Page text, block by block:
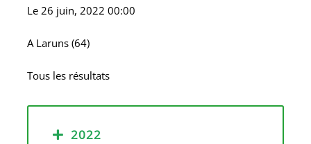
Le26 juin, 2022 00:00
A Laruns (64)
Tous les résultats
2022